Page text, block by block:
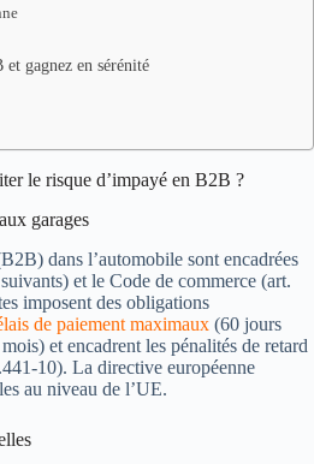
et gagnez en sérénité
le risque d’impayé en B2B ?
garages
dans l’automobile sont encadrées
et le Code de commerce (art.
imposent des obligations
de paiement maximaux (60 jours
et encadrent les pénalités de retard
10). La directive européenne
au niveau de l’UE.